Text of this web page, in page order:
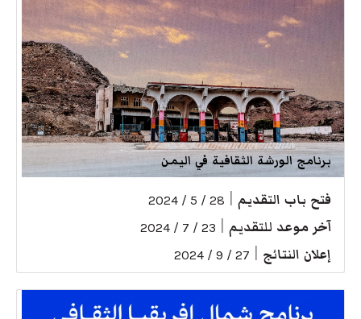
برنامج الورشة الثقافية في اليمن
فتح باب التقديم 28 / 5 / 2024
آخر موعد للتقديم 23 / 7 / 2024
إعلان النتائج 27 / 9 / 2024